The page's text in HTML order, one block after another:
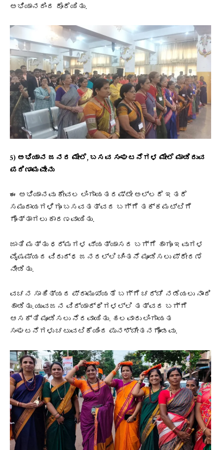
ಅಭಿಯಾನದಿಂದ ದೊರೆಯಿತು.
5) ಅಭಿಯಾನ ಜನರ ಮೇಲೆ, ಬಸವ ಸಂಘಟನೆಗಳ ಮೇಲೆ ಮಾಡಿರುವ
ಪರಿಣಾಮವೇನು
ಈ ಅಭಿಯಾನವು ಕೇವಲ ಲಿಂಗಾಯತರಷ್ಟೇ ಅಲ್ಲದೆ ಇತರೆ
ಸಮುದಾಯಗಳಿಗೂ ಬಸವತತ್ವದ ಬಗ್ಗೆ ತಕ್ಕಮಟ್ಟಿಗೆ
ಗೊತ್ತಾಗಲು ಕಾರಣವಾಯಿತು.
ಜಾತಿ ಮತ್ತು ಧರ್ಮಗಳ ವ್ಯತ್ಯಾಸದ ಬಗ್ಗೆ ಹಾಗೂ ಇವುಗಳ
ವೈಷಮ್ಯದ ವಿರುದ್ಧ ಜನರಲ್ಲಿ ಚಿಂತನೆ ಮೂಡಿಸಲು ಪ್ರೇರಣೆ
ನೀಡಿತು.
ವಚನ ಸಾಹಿತ್ಯದ ಪ್ರಾಮುಖ್ಯತೆ ಬಗ್ಗೆ ಚರ್ಚೆ ನಡೆಯಲು ನಾಂದಿ
ಹಾಡಿತು. ಯುವಜನ ವಿದ್ಯಾರ್ಥಿಗಳಲ್ಲಿ ತತ್ವದ ಬಗ್ಗೆ
ಆಸಕ್ತಿ ಮೂಡಿಸಲು ನೆರವಾಯಿತು. ಹಲವಾರು ಲಿಂಗಾಯತ
ಸಂಘಟನೆಗಳು ಚಟುವಟಿಕೆಯಿಂದ ಪುನಶ್ಚೇತನಗೊಂಡವು.